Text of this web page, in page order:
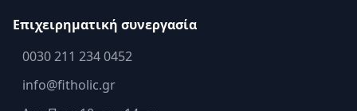
Επιχειρηματική συνεργασία
0030 211 234 0452
info@fitholic.gr